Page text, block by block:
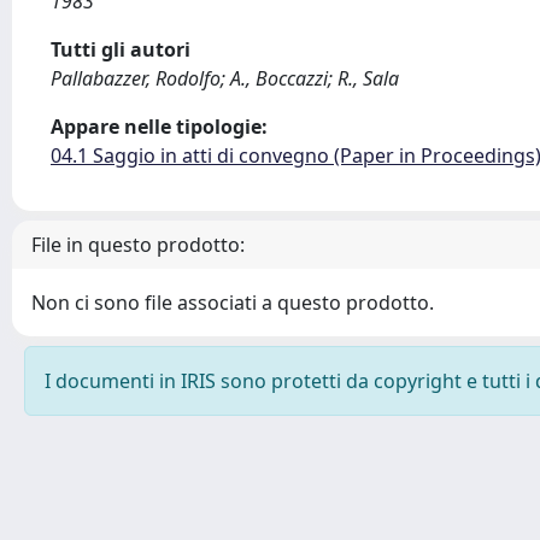
Tutti gli autori
Pallabazzer, Rodolfo; A., Boccazzi; R., Sala
Appare nelle tipologie:
04.1 Saggio in atti di convegno (Paper in Proceedings)
File in questo prodotto:
Non ci sono file associati a questo prodotto.
I documenti in IRIS sono protetti da copyright e tutti